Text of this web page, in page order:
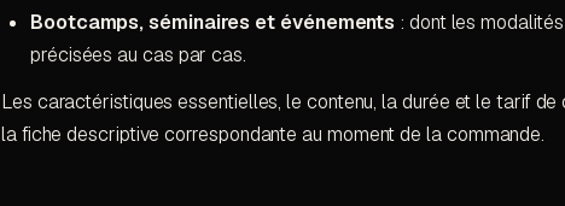
Bootcamps, séminaires et événements : dont les
précisées au cas par cas.
Les caractéristiques essentielles, le contenu, la durée et le tarif
la fiche descriptive correspondante au moment de la commande.